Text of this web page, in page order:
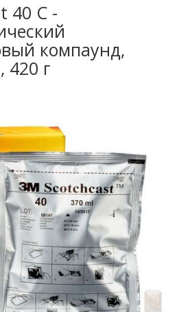
40 C -
компаунд,
420 г